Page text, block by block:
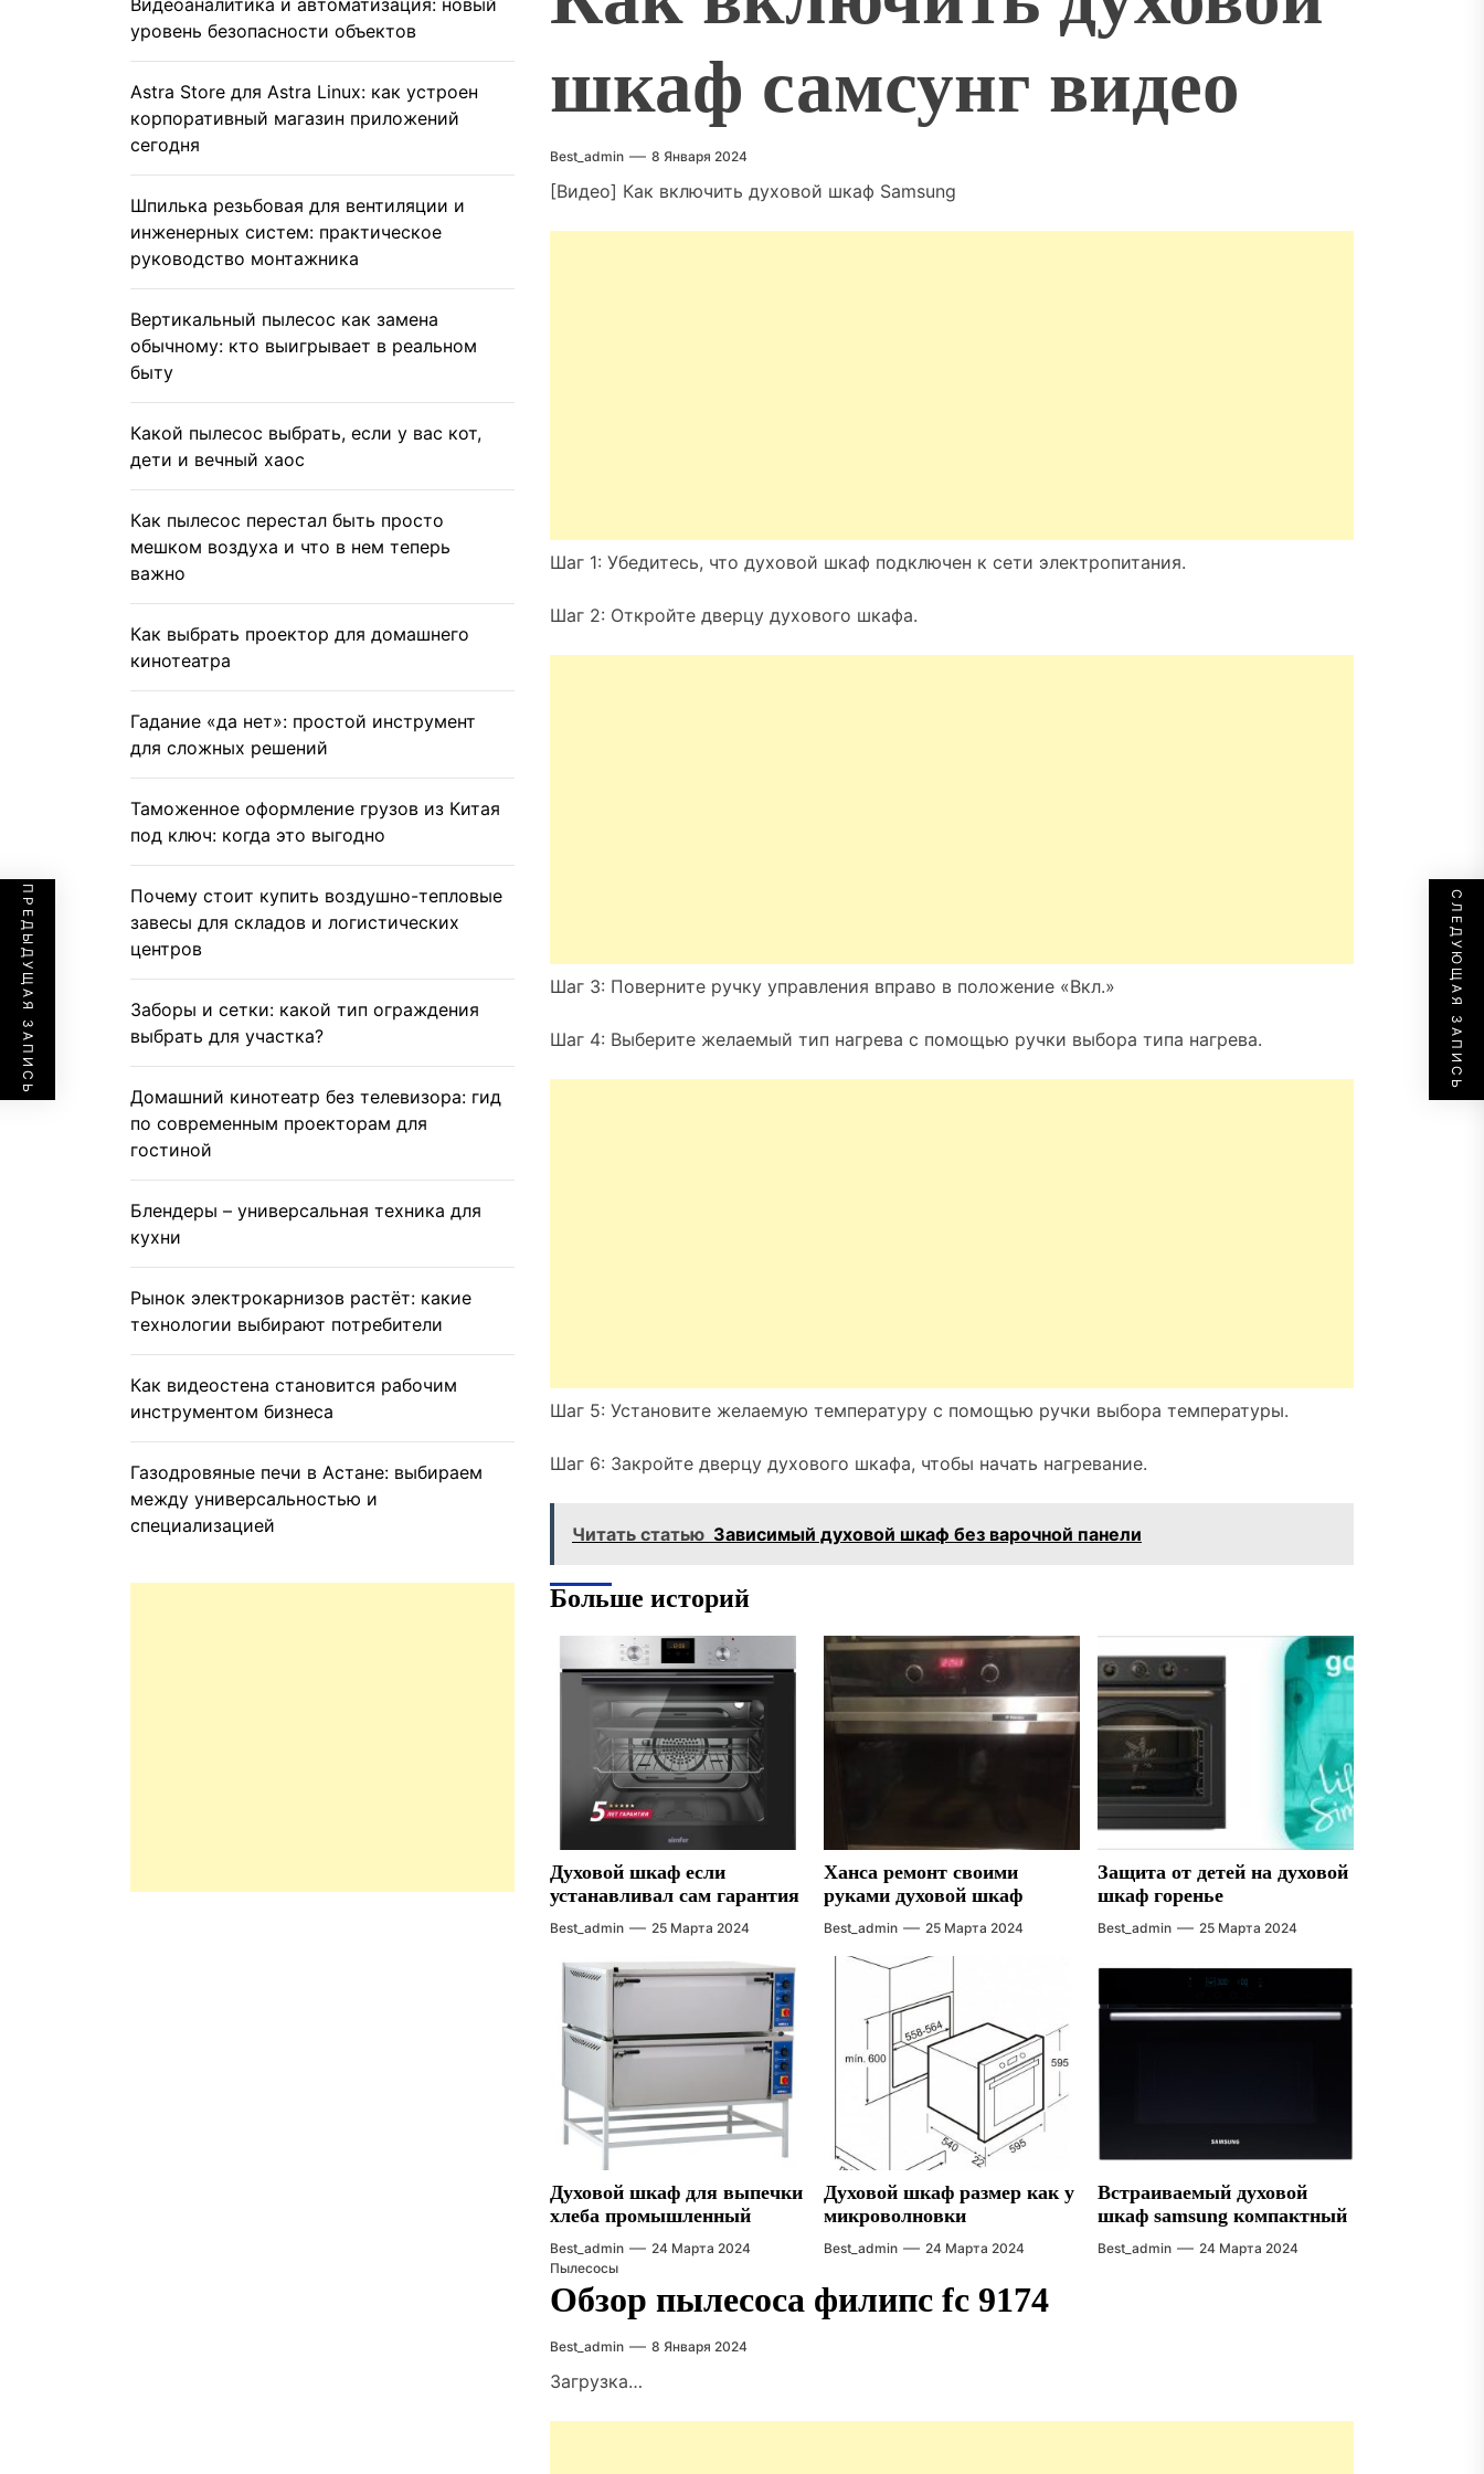
шкаф самсунг видео
Best_admin 8 Января 2024
[Видео] Как включить духовой шкаф Samsung
Шаг 1: Убедитесь, что духовой шкаф подключен к сети электропитания.
Шаг 2: Откройте дверцу духового шкафа.
Шаг 3: Поверните ручку управления вправо в положение «Вкл.»
Шаг 4: Выберите желаемый тип нагрева с помощью ручки выбора типа нагрева.
Шаг 5: Установите желаемую температуру с помощью ручки выбора температуры.
Шаг 6: Закройте дверцу духового шкафа, чтобы начать нагревание.
Читать статью Зависимый духовой шкаф без варочной панели
ПРЕДЫДУЩАЯ ЗАПИСЬ СЛЕДУЮЩАЯ ЗАПИСЬ
Больше историй
Духовой шкаф если
устанавливал сам гарантия
Best_admin 25 Марта 2024
Ханса ремонт своими
руками духовой шкаф
Best_admin 25 Марта 2024
Защита от детей на духовой
шкаф горенье
Best_admin 25 Марта 2024
Духовой шкаф для выпечки
хлеба промышленный
Best_admin 24 Марта 2024
Духовой шкаф размер как у
микроволновки
Best_admin 24 Марта 2024
Встраиваемый духовой
шкаф samsung компактный
Best_admin
24 Марта 2024
Пылесосы
Обзор пылесоса филипс fc 9174
Best_admin 8 Января 2024
Загрузка…
Видеоаналитика и автоматизация: новый
уровень безопасности объектов
Astra Store для Astra Linux: как устроен
корпоративный магазин приложений
сегодня
Шпилька резьбовая для вентиляции и
инженерных систем: практическое
руководство монтажника
Вертикальный пылесос как замена
обычному: кто выигрывает в реальном
быту
Какой пылесос выбрать, если у вас кот,
дети и вечный хаос
Как пылесос перестал быть просто
мешком воздуха и что в нем теперь
важно
Как выбрать проектор для домашнего
кинотеатра
Гадание «да нет»: простой инструмент
для сложных решений
Таможенное оформление грузов из Китая
под ключ: когда это выгодно
Почему стоит купить воздушно-тепловые
завесы для складов и логистических
центров
Заборы и сетки: какой тип ограждения
выбрать для участка?
Домашний кинотеатр без телевизора: гид
по современным проекторам для
гостиной
Блендеры – универсальная техника для
кухни
Рынок электрокарнизов растёт: какие
технологии выбирают потребители
Как видеостена становится рабочим
инструментом бизнеса
Газодровяные печи в Астане: выбираем
между универсальностью и
специализацией